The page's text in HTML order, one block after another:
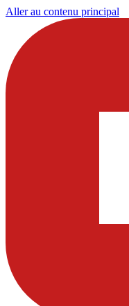
Aller au contenu principal